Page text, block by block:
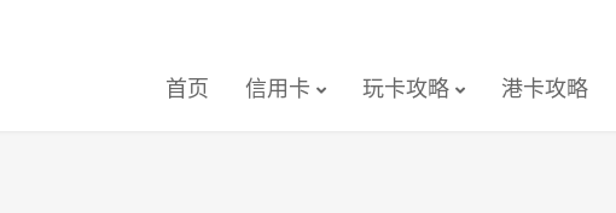
首页 信用卡 玩卡攻略 港卡攻略